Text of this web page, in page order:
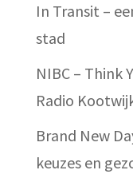
In Transit –
stad
NIBC – Think
Radio
Brand New
keuzes en